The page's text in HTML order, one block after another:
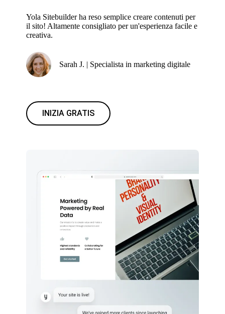
Yola Sitebuilder ha reso semplice creare contenuti per
il sito! Altamente consigliato per un'esperienza facile e
creativa.
Sarah J. | Specialista in marketing digitale
INIZIA GRATIS